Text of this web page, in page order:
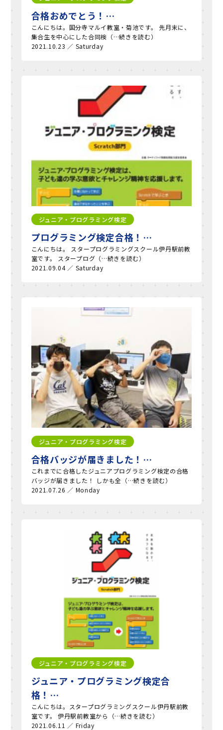
合格おめでとう！…
こんにちは。国分寺マルイ教室・菊池です。 先月末に、
集合生を中心にした合同検（…続きを読む）
2021.10.23 ／ Saturday
ジュニア・プログラミング検定
プログラミング検定合格！…
こんにちは。 スタープログラミングスクール伊丹駅前教
室です。 スタープログ（…続きを読む）
2021.09.04 ／ Saturday
ジュニア・プログラミング検定
合格バッジが届きました！…
これまでに合格したジュニアプログラミング検定の合格
バッジが届きました！ しかも全（…続きを読む）
2021.07.26 ／ Monday
ジュニア・プログラミング検定
ジュニア・プログラミング検定合
格！…
こんにちは。スタープログラミングスクール伊丹駅前教
室です。 伊丹駅前教室から（…続きを読む）
2021.06.11 ／ Friday